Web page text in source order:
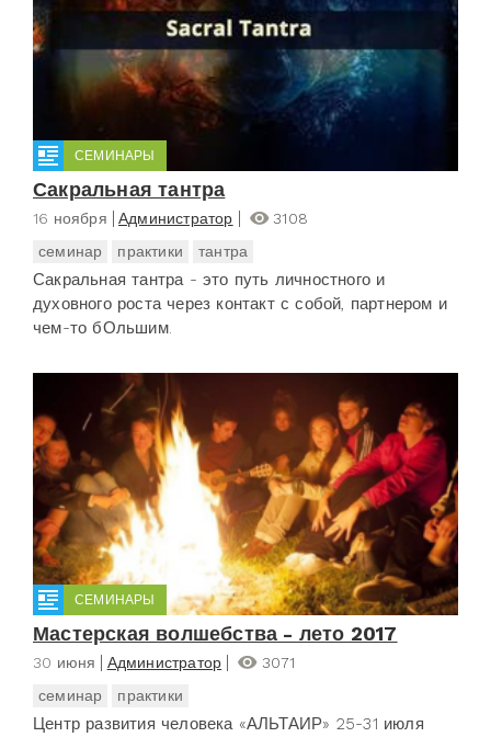
СЕМИНАРЫ
Сакральная тантра
16 ноября Администратор
3108
семинар
практики тантра
Сакральная тантра - это путь личностного и
духовного роста через контакт с собой, партнером и
чем-то бОльшим.
СЕМИНАРЫ
Мастерская волшебства - лето 2017
30 июня Администратор
3071
семинар
практики
Центр развития человека «АЛЬТАИР» 25-31 июля